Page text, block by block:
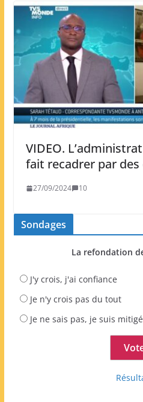
VIDEO.
fait recadrer par
27/09/2024 10
Sondages
La refondation
J'y crois, j'ai confiance
Je n'y crois pas du tout
Je ne sais pas, je suis